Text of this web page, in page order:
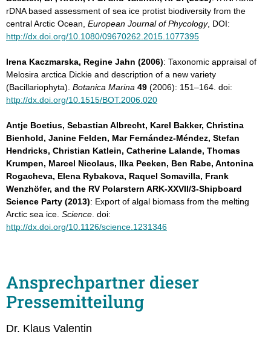
rDNA based assessment of sea ice protist biodiversity from the
central Arctic Ocean, European Journal of Phycology, DOI:
http://dx.doi.org/10.1080/09670262.2015.1077395
Irena Kaczmarska, Regine Jahn (2006): Taxonomic appraisal of
Melosira arctica Dickie and description of a new variety
(Bacillariophyta). Botanica Marina 49 (2006): 151–164. doi:
http://dx.doi.org/10.1515/BOT.2006.020
Antje Boetius, Sebastian Albrecht, Karel Bakker, Christina
Bienhold, Janine Felden, Mar Fernández-Méndez, Stefan
Hendricks, Christian Katlein, Catherine Lalande, Thomas
Krumpen, Marcel Nicolaus, Ilka Peeken, Ben Rabe, Antonina
Rogacheva, Elena Rybakova, Raquel Somavilla, Frank
Wenzhöfer, and the RV Polarstern ARK-XXVII/3-Shipboard
Science Party (2013): Export of algal biomass from the melting
Arctic sea ice. Science . doi:
http://dx.doi.org/10.1126/science.1231346
Ansprechpartner dieser
Pressemitteilung
Dr. Klaus Valentin